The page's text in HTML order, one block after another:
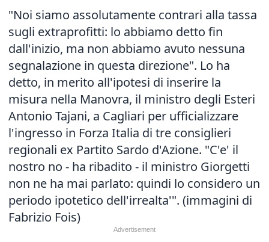
"Noi siamo assolutamente contrari alla tassa
sugli extraprofitti: lo abbiamo detto fin
dall'inizio, ma non abbiamo avuto nessuna
segnalazione in questa direzione". Lo ha
detto, in merito all'ipotesi di inserire la
misura nella Manovra, il ministro degli Esteri
Antonio Tajani, a Cagliari per ufficializzare
l'ingresso in Forza Italia di tre consiglieri
regionali ex Partito Sardo d'Azione. "C'e' il
nostro no - ha ribadito - il ministro Giorgetti
non ne ha mai parlato: quindi lo considero un
periodo ipotetico dell'irrealta'". (immagini di
Fabrizio Fois)